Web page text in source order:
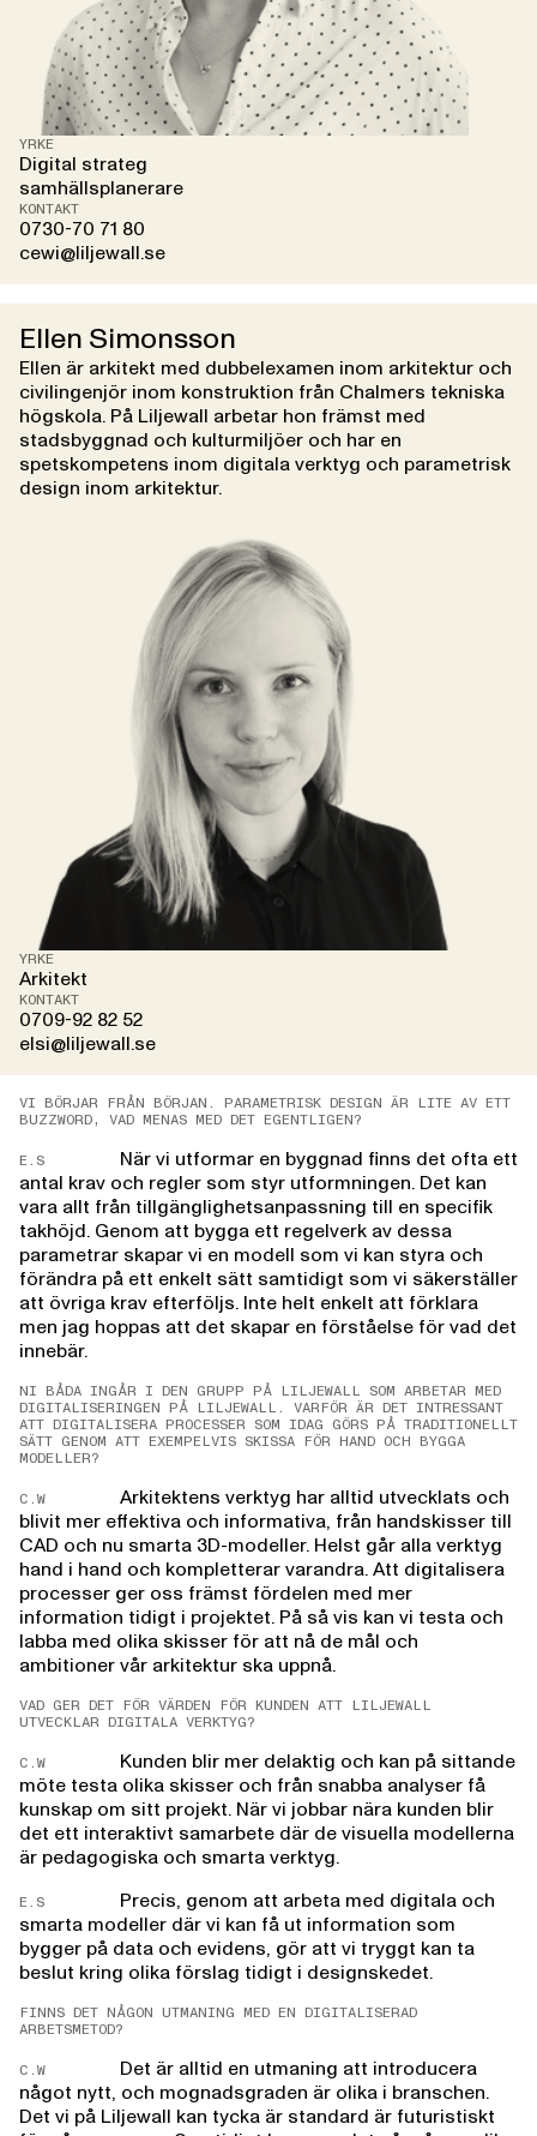
YRKE
Digital strateg
samhällsplanerare
KONTAKT
0730-70 71 80
cewi@liljewall.se
Ellen Simonsson
Ellen är arkitekt med dubbelexamen inom arkitektur och
civilingenjör inom konstruktion från Chalmers tekniska
högskola. På Liljewall arbetar hon främst med
stadsbyggnad och kulturmiljöer och har en
spetskompetens inom digitala verktyg och parametrisk
design inom arkitektur.
YRKE
Arkitekt
KONTAKT
0709-92 82 52
elsi@liljewall.se
VI BÖRJAR FRÅN BÖRJAN. PARAMETRISK DESIGN ÄR LITE AV ETT
BUZZWORD, VAD MENAS MED DET EGENTLIGEN?
E.S
När vi utformar en byggnad finns det ofta ett
antal krav och regler som styr utformningen. Det kan
vara allt från tillgänglighetsanpassning till en specifik
takhöjd. Genom att bygga ett regelverk av dessa
parametrar skapar vi en modell som vi kan styra och
förändra på ett enkelt sätt samtidigt som vi säkerställer
att övriga krav efterföljs. Inte helt enkelt att förklara
men jag hoppas att det skapar en förståelse för vad det
innebär.
NI BÅDA INGÅR I DEN GRUPP PÅ LILJEWALL SOM ARBETAR MED
DIGITALISERINGEN PÅ LILJEWALL. VARFÖR ÄR DET INTRESSANT
ATT DIGITALISERA PROCESSER SOM IDAG GÖRS PÅ TRADITIONELLT
SÄTT GENOM ATT EXEMPELVIS SKISSA FÖR HAND OCH BYGGA
MODELLER?
C.W
Arkitektens verktyg har alltid utvecklats och
blivit mer effektiva och informativa, från handskisser till
CAD och nu smarta 3D-modeller. Helst går alla verktyg
hand i hand och kompletterar varandra. Att digitalisera
processer ger oss främst fördelen med mer
information tidigt i projektet. På så vis kan vi testa och
labba med olika skisser för att nå de mål och
ambitioner vår arkitektur ska uppnå.
​VAD GER DET FÖR VÄRDEN FÖR KUNDEN ATT LILJEWALL
UTVECKLAR DIGITALA VERKTYG?
C.W
​Kunden blir mer delaktig och kan på sittande
möte testa olika skisser och från snabba analyser få
kunskap om sitt projekt. När vi jobbar nära kunden blir
det ett interaktivt samarbete där de visuella modellerna
är pedagogiska och smarta verktyg.
E.S
Precis, genom att arbeta med digitala och
smarta modeller där vi kan få ut information som
bygger på data och evidens, gör att vi tryggt kan ta
beslut kring olika förslag tidigt i designskedet.
​FINNS DET NÅGON UTMANING MED EN DIGITALISERAD
ARBETSMETOD?
C.W
​Det är alltid en utmaning att introducera
något nytt, och mognadsgraden är olika i branschen.
Det vi på Liljewall kan tycka är standard är futuristiskt